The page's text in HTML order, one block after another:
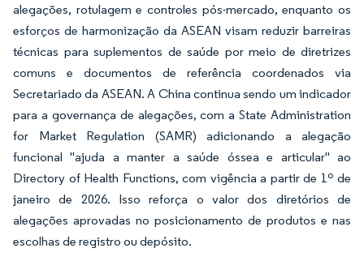
alegações, rotulagem e controles pós-mercado, enquanto os
esforços de harmonização da ASEAN visam reduzir barreiras
técnicas para suplementos de saúde por meio de diretrizes
comuns e documentos de referência coordenados via
Secretariado da ASEAN. A China continua sendo um indicador
para a governança de alegações, com a State Administration
for Market Regulation (SAMR) adicionando a alegação
funcional "ajuda a manter a saúde óssea e articular" ao
Directory of Health Functions, com vigência a partir de 1º de
janeiro de 2026. Isso reforça o valor dos diretórios de
alegações aprovadas no posicionamento de produtos e nas
escolhas de registro ou depósito.